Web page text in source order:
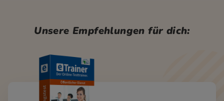
Unsere Empfehlungen für dich: